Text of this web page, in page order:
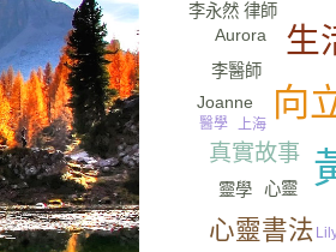
向
生
心靈書法
真實故事
心靈
李醫師
Joanne
靈學
李永然 律師
Aurora
上海
醫學